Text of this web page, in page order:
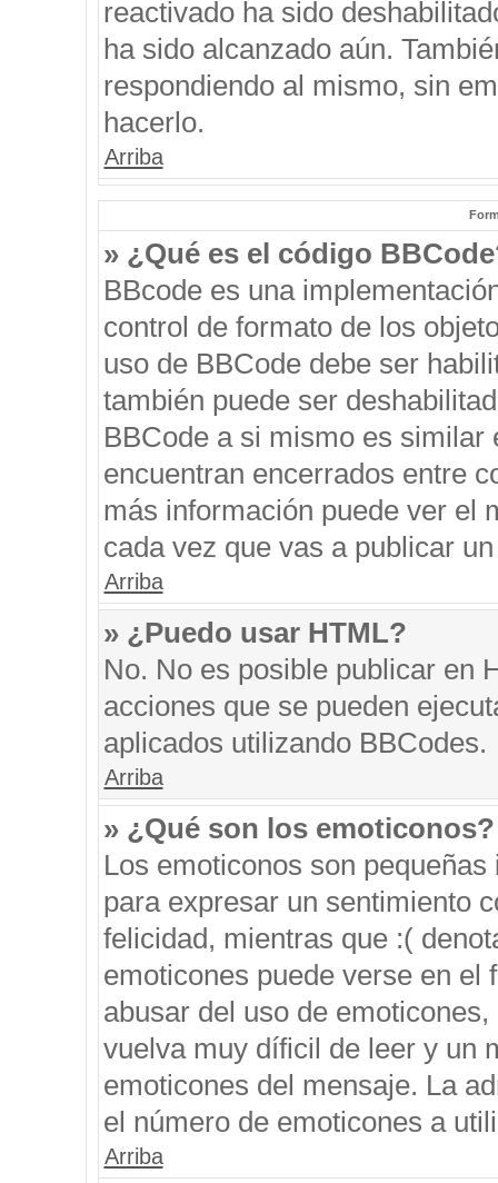
reactivado ha sido
ha sido alcanzado aún.
respondiendo al mismo, sin
hacerlo.
Arriba
» ¿Qué es el código
BBcode es una
control de formato de los
uso de BBCode debe ser
también puede ser
BBCode a si mismo es
encuentran encerrados entre
más información puede ver el
cada vez que vas a publicar
Arriba
» ¿Puedo usar HTML?
No. No es posible publicar en
acciones que se pueden
aplicados utilizando BBCodes.
Arriba
» ¿Qué son los emoticonos?
Los emoticonos son
para expresar un sentimiento
felicidad, mientras que :(
emoticones puede verse en el
abusar del uso de
vuelva muy díficil de leer y un
emoticones del mensaje. La
el número de emoticones a
Arriba